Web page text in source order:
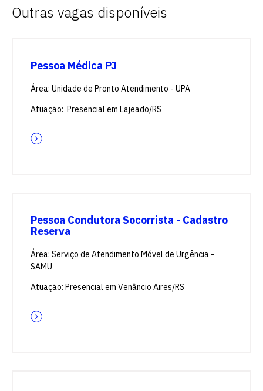
Outras vagas disponíveis
Pessoa Médica PJ
Área: Unidade de Pronto Atendimento - UPA
Atuação: Presencial em Lajeado/RS
Pessoa Condutora Socorrista - Cadastro
Reserva
Área: Serviço de Atendimento Móvel de Urgência -
SAMU
Atuação: Presencial em Venâncio Aires/RS